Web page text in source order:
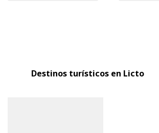
Destinos turísticos en Licto